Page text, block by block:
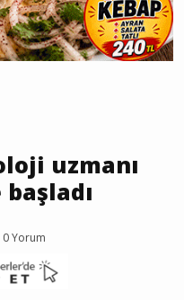
uzmanı
0 Yorum